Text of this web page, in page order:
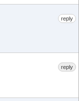
reply
reply